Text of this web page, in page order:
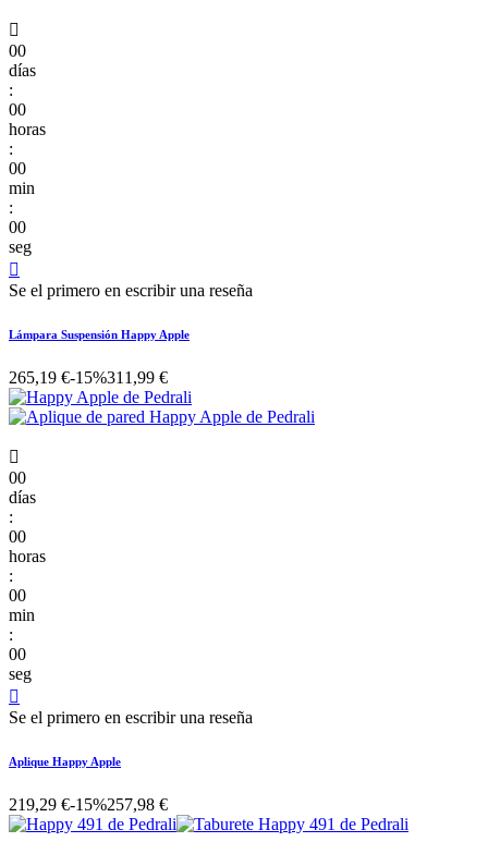

00
días
:
00
horas
:
00
min
:
00
seg

Se el primero en escribir una reseña
Lámpara Suspensión Happy Apple
265,19 €-15%311,99 €

00
días
:
00
horas
:
00
min
:
00
seg

Se el primero en escribir una reseña
Aplique Happy Apple
219,29 €-15%257,98 €